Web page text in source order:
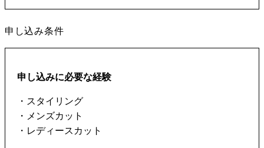
申し込み条件
申し込みに必要な経験
・スタイリング
・メンズカット
・レディースカット